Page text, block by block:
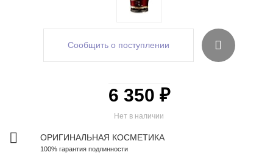
Сообщить о поступлении
Нет в наличии
6 350 ₽
ОРИГИНАЛЬНАЯ КОСМЕТИКА
100% гарантия подлинности